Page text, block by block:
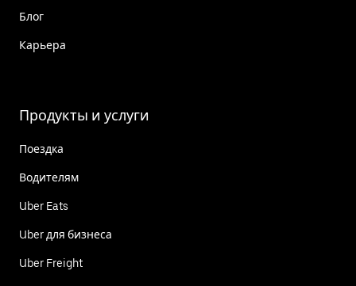
Блог
Карьера
Продукты и услуги
Поездка
Водителям
Uber Eats
Uber для бизнеса
Uber Freight